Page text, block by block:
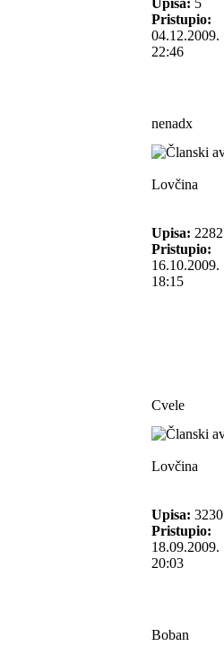
Upisa: 5
Pristupio:
04.12.2009.
22:46
nenadx
Lovčina
Upisa: 2282
Pristupio:
16.10.2009.
18:15
Cvele
Lovčina
Upisa: 3230
Pristupio:
18.09.2009.
20:03
Boban